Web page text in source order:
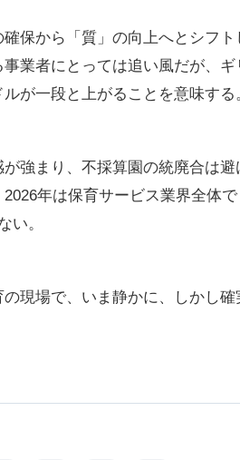
立たされている。
「負のスパイラル」に陥るケ
行政処分を受けて退場を余儀